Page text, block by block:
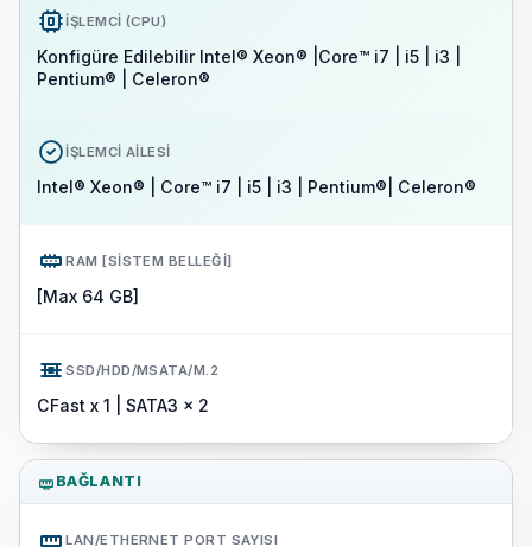
İŞLEMCI (CPU)
Konfigüre Edilebilir Intel® Xeon® |Core™ i7 | i5 | i3 |
Pentium® | Celeron®
İŞLEMCI AILESI
Intel® Xeon® | Core™ i7 | i5 | i3 | Pentium®| Celeron®
RAM [SISTEM BELLEĞI]
[Max 64 GB]
SSD/HDD/MSATA/M.2
CFast x 1 | SATA3 x 2
BAĞLANTI
LAN/ETHERNET PORT SAYISI